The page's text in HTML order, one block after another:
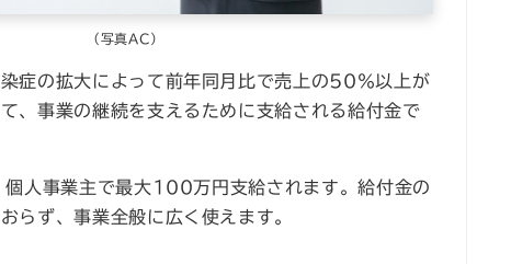
（写真AC）
症の拡大によって前年同月比で売上の50％以上が
、事業の継続を支えるために支給される給付金で
人事業主で最大100万円支給されます。給付金の
らず、事業全般に広く使えます。